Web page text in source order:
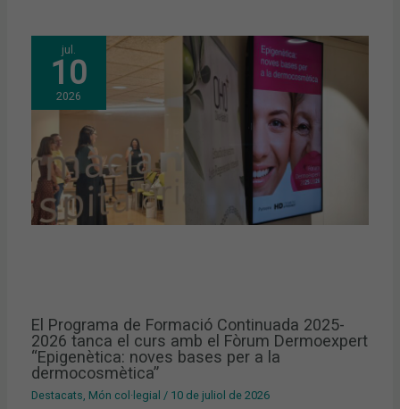
jul.
10
2026
El Programa de Formació Continuada 2025-
2026 tanca el curs amb el Fòrum Dermoexpert
“Epigenètica: noves bases per a la
dermocosmètica”
Destacats, Món col·legial / 10 de juliol de 2026